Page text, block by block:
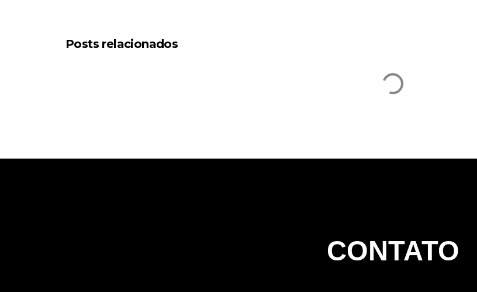
Posts relacionados
CONTATO